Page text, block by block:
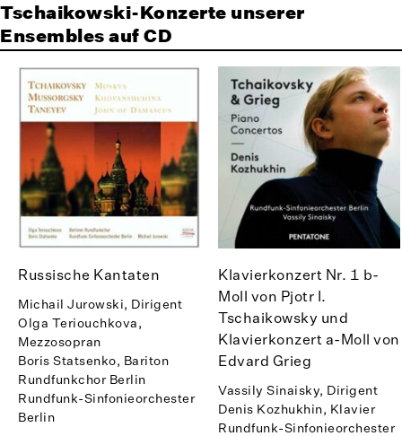
Tschaikowski-Konzerte unserer
Ensembles auf CD
Russische Kantaten
Michail Jurowski, Dirigent
Olga Teriouchkova,
Mezzosopran
Boris Statsenko, Bariton
Rundfunkchor Berlin
Rundfunk-Sinfonieorchester
Berlin
Klavierkonzert Nr. 1 b-
Moll von Pjotr I.
Tschaikowsky und
Klavierkonzert a-Moll von
Edvard Grieg
Vassily Sinaisky, Dirigent
Denis Kozhukhin, Klavier
Rundfunk-Sinfonieorchester